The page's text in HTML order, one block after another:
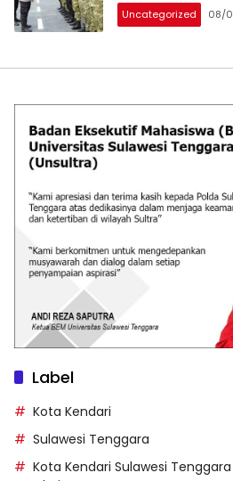
Uncategorized 08/
Label
Kota Kendari
Sulawesi Tenggara
Kota Kendari Sulawesi